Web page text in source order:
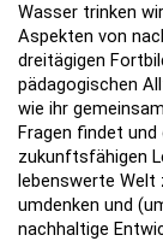
Wasser trinken
Aspekten von
dreitägigen
pädagogischen
wie ihr
Fragen findet
zukunftsfähigen
lebenswerte Welt
umdenken und
nachhaltige